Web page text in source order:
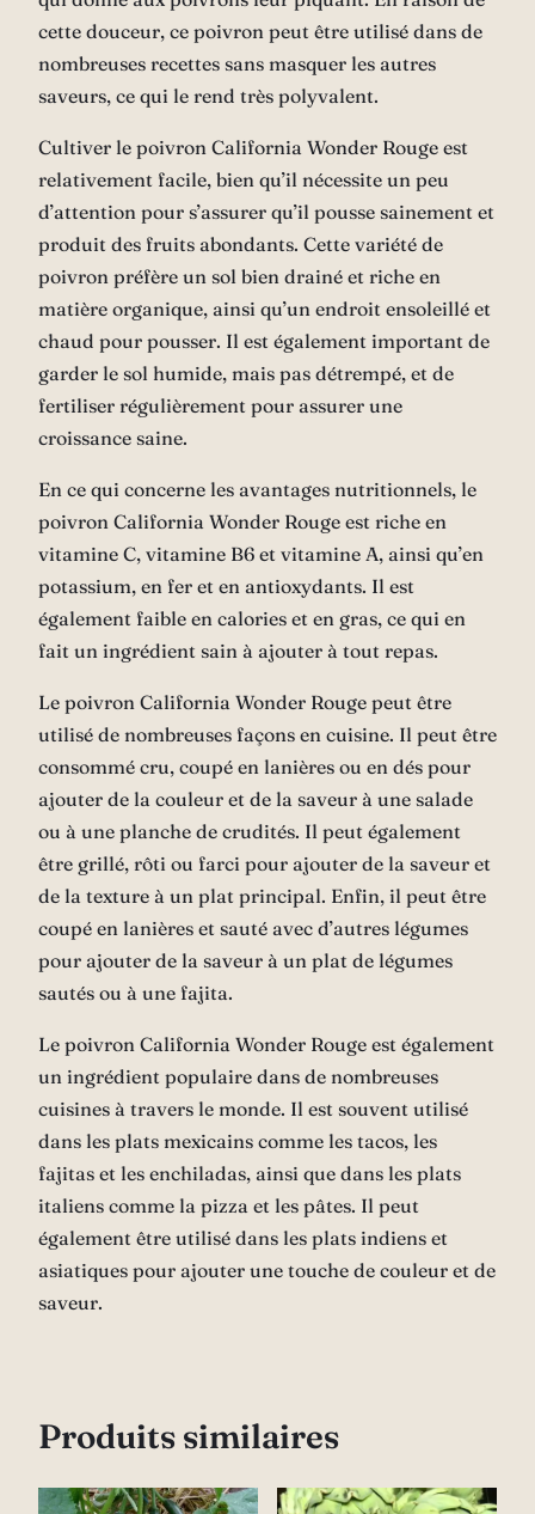
cette douceur, ce poivron peut être utilisé dans de
nombreuses recettes sans masquer les autres
saveurs, ce qui le rend très polyvalent.
Cultiver le poivron California Wonder Rouge est
relativement facile, bien qu’il nécessite un peu
d’attention pour s’assurer qu’il pousse sainement et
produit des fruits abondants. Cette variété de
poivron préfère un sol bien drainé et riche en
matière organique, ainsi qu’un endroit ensoleillé et
chaud pour pousser. Il est également important de
garder le sol humide, mais pas détrempé, et de
fertiliser régulièrement pour assurer une
croissance saine.
En ce qui concerne les avantages nutritionnels, le
poivron California Wonder Rouge est riche en
vitamine C, vitamine B6 et vitamine A, ainsi qu’en
potassium, en fer et en antioxydants. Il est
également faible en calories et en gras, ce qui en
fait un ingrédient sain à ajouter à tout repas.
Le poivron California Wonder Rouge peut être
utilisé de nombreuses façons en cuisine. Il peut être
consommé cru, coupé en lanières ou en dés pour
ajouter de la couleur et de la saveur à une salade
ou à une planche de crudités. Il peut également
être grillé, rôti ou farci pour ajouter de la saveur et
de la texture à un plat principal. Enfin, il peut être
coupé en lanières et sauté avec d’autres légumes
pour ajouter de la saveur à un plat de légumes
sautés ou à une fajita.
Le poivron California Wonder Rouge est également
un ingrédient populaire dans de nombreuses
cuisines à travers le monde. Il est souvent utilisé
dans les plats mexicains comme les tacos, les
fajitas et les enchiladas, ainsi que dans les plats
italiens comme la pizza et les pâtes. Il peut
également être utilisé dans les plats indiens et
asiatiques pour ajouter une touche de couleur et de
saveur.
Produits similaires